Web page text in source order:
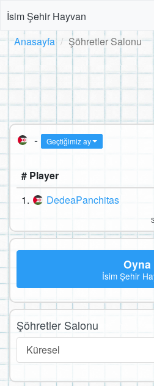
İsim Şehir Hayvan
Anasayfa Şöhretler Salonu
- Geçtiğimiz ay
# Player
1.
DedeaPanchitas
Oyna
İsim Şehir
Şöhretler Salonu
Küresel